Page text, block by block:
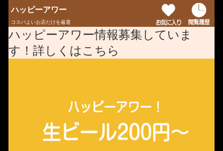
ハッピーアワー
コスパよいお店だけを厳選
ハッピーアワー情報募集していま
す！詳しくはこちら